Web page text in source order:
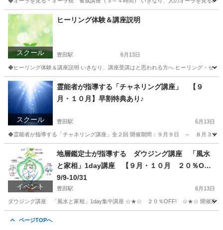
東京 日野市 豊田駅 その他 オーラ
スクール
ヒーリング体験＆講座説明
豊田駅 6月13日
◆ヒーリング体験＆講座説明 いきなり、講座受講はと思われる方へ ヒーリング・セ
東京 日野市 豊田駅 その他 講座
スクール
霊能者が指導する「チャネリング講座」 【９
月・１０月】早割特典あり♪
豊田駅 6月13日
◆霊能者が指導する「チャネリング講座」全２回 開催期間：９月９日 ～ ８月３１日
東京 日野市 豊田駅 その他 チャネリング
イベント
地層鑑定士が指導する ダウジング講座 「風水
と家相」1day講座 【９月・１０月 ２０％OF
F!】
9/9-10/31
豊田駅 6月13日
ダウジング講座 「風水と家相」1day集中講座 ☆★☆ ２０％OFF! ☆★☆ 開催
ページTOPへ